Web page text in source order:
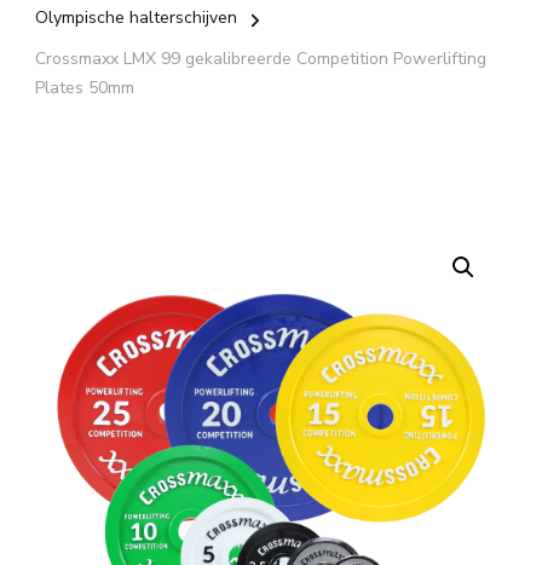
Olympische halterschijven
Crossmaxx LMX 99 gekalibreerde Competition Powerlifting
Plates 50mm